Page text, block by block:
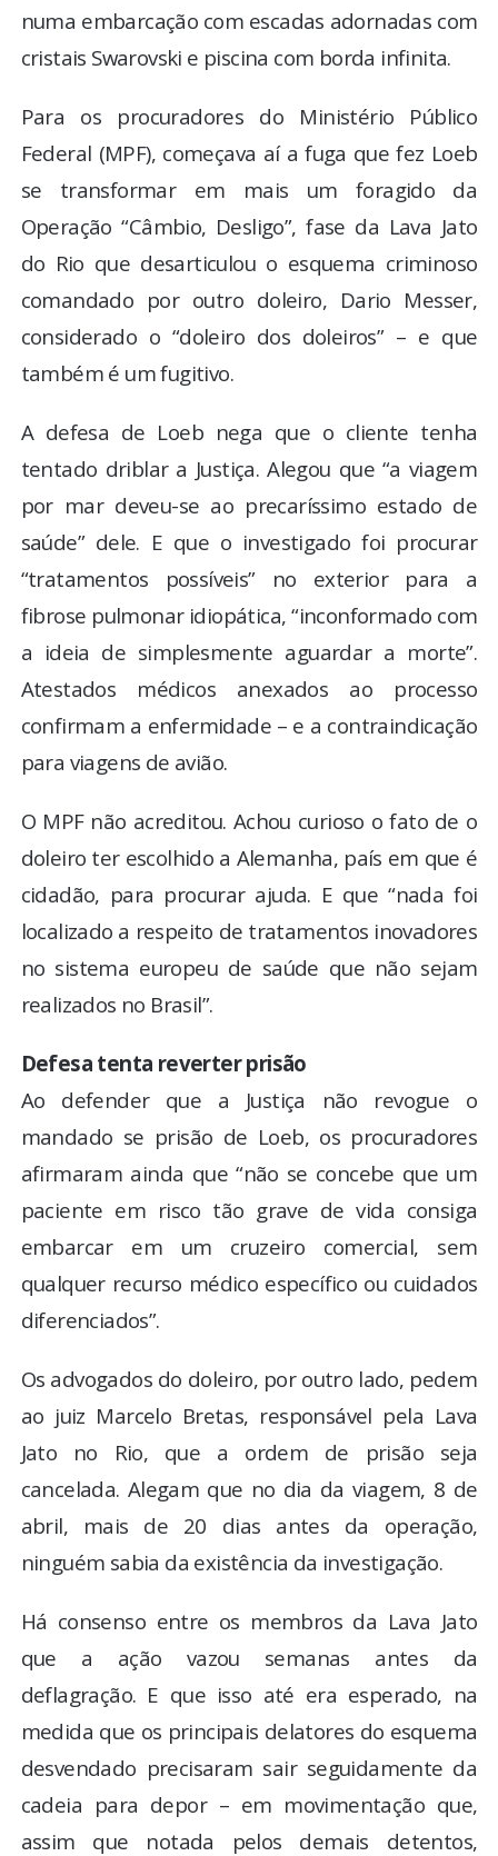
numa embarcação com escadas adornadas com
cristais Swarovski e piscina com borda infinita.
Para os procuradores do Ministério Público
Federal (MPF), começava aí a fuga que fez Loeb
se transformar em mais um foragido da
Operação “Câmbio, Desligo”, fase da Lava Jato
do Rio que desarticulou o esquema criminoso
comandado por outro doleiro, Dario Messer,
considerado o “doleiro dos doleiros” – e que
também é um fugitivo.
A defesa de Loeb nega que o cliente tenha
tentado driblar a Justiça. Alegou que “a viagem
por mar deveu-se ao precaríssimo estado de
saúde” dele. E que o investigado foi procurar
“tratamentos possíveis” no exterior para a
fibrose pulmonar idiopática, “inconformado com
a ideia de simplesmente aguardar a morte”.
Atestados médicos anexados ao processo
confirmam a enfermidade – e a contraindicação
para viagens de avião.
O MPF não acreditou. Achou curioso o fato de o
doleiro ter escolhido a Alemanha, país em que é
cidadão, para procurar ajuda. E que “nada foi
localizado a respeito de tratamentos inovadores
no sistema europeu de saúde que não sejam
realizados no Brasil”.
Defesa tenta reverter prisão
Ao defender que a Justiça não revogue o
mandado se prisão de Loeb, os procuradores
afirmaram ainda que “não se concebe que um
paciente em risco tão grave de vida consiga
embarcar em um cruzeiro comercial, sem
qualquer recurso médico específico ou cuidados
diferenciados”.
Os advogados do doleiro, por outro lado, pedem
ao juiz Marcelo Bretas, responsável pela Lava
Jato no Rio, que a ordem de prisão seja
cancelada. Alegam que no dia da viagem, 8 de
abril, mais de 20 dias antes da operação,
ninguém sabia da existência da investigação.
Há consenso entre os membros da Lava Jato
que a ação vazou semanas antes da
deflagração. E que isso até era esperado, na
medida que os principais delatores do esquema
desvendado precisaram sair seguidamente da
cadeia para depor – em movimentação que,
assim que notada pelos demais detentos,